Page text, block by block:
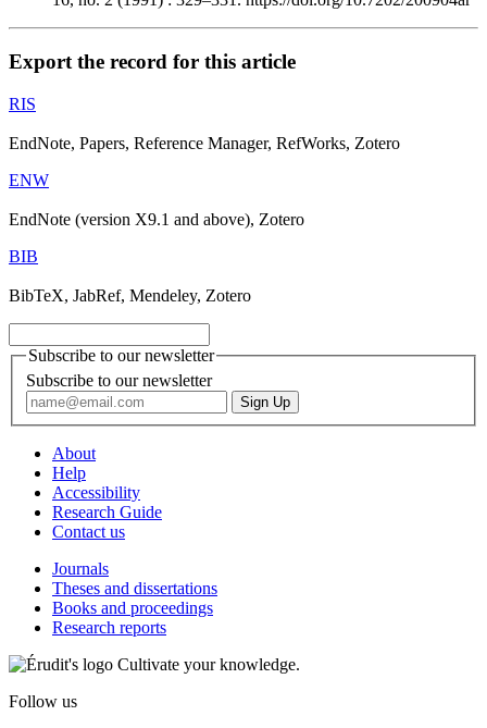
Export the record for this article
RIS
EndNote, Papers, Reference Manager, RefWorks, Zotero
ENW
EndNote (version X9.1 and above), Zotero
BIB
BibTeX, JabRef, Mendeley, Zotero
Subscribe to our newsletter
Subscribe to our newsletter
About
Help
Accessibility
Research Guide
Contact us
Journals
Theses and dissertations
Books and proceedings
Research reports
Cultivate your knowledge.
Follow us